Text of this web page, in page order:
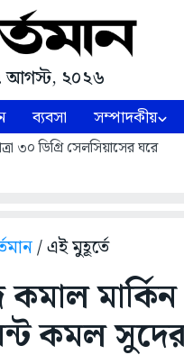
আগস্ট, ২০২৬
ব্যবসা সম্পাদকীয়
৩০ ডিগ্রি সেলসিয়াসের ঘরে
/ এই মুহূর্তে
মার্কিন
কমল